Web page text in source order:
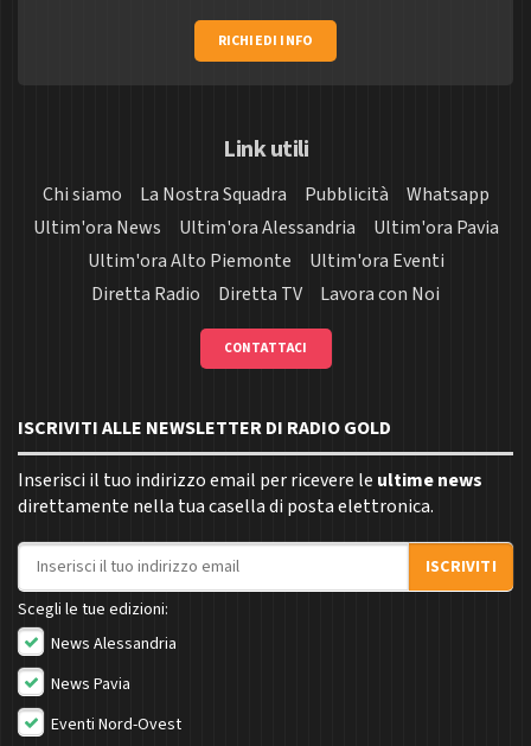
RICHIEDI INFO
Link utili
Chi siamo La Nostra Squadra Pubblicità
Whatsapp
Ultim'ora News
Ultim'ora Alessandria
Ultim'ora Pavia
Ultim'ora Alto Piemonte
Ultim'ora Eventi
Diretta Radio
Diretta TV Lavora con Noi
CONTATTACI
ISCRIVITI ALLE NEWSLETTER DI RADIO GOLD
Inserisci il tuo indirizzo email per ricevere le ultime news
direttamente nella tua casella di posta elettronica.
Indirizzo email
ISCRIVITI
Scegli le tue edizioni:
News Alessandria
News Pavia
Eventi Nord-Ovest